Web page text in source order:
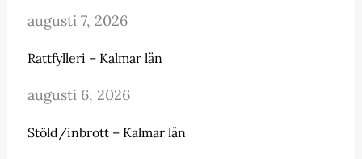
augusti 7, 2026
Rattfylleri – Kalmar län
augusti 6, 2026
Stöld/inbrott – Kalmar län